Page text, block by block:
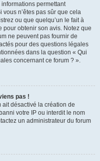
permettant
vous n’êtes pas sûr que cela
ou que quelqu’un le fait à
obtenir son avis. Notez que
ne peuvent pas fournir de
pour des questions légales
dans la question « Qui
concernant ce forum ? ».
pas !
ait désactivé la création de
votre IP ou interdit le nom
un administrateur du forum